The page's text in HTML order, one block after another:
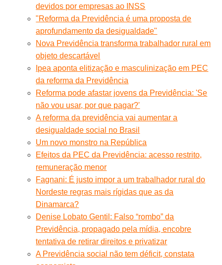
devidos por empresas ao INSS
"Reforma da Previdência é uma proposta de
aprofundamento da desigualdade"
Nova Previdência transforma trabalhador rural em
objeto descartável
Ipea aponta elitização e masculinização em PEC
da reforma da Previdência
Reforma pode afastar jovens da Previdência: 'Se
não vou usar, por que pagar?'
A reforma da previdência vai aumentar a
desigualdade social no Brasil
Um novo monstro na República
Efeitos da PEC da Previdência: acesso restrito,
remuneração menor
Fagnani: É justo impor a um trabalhador rural do
Nordeste regras mais rígidas que as da
Dinamarca?
Denise Lobato Gentil: Falso “rombo” da
Previdência, propagado pela mídia, encobre
tentativa de retirar direitos e privatizar
A Previdência social não tem déficit, constata